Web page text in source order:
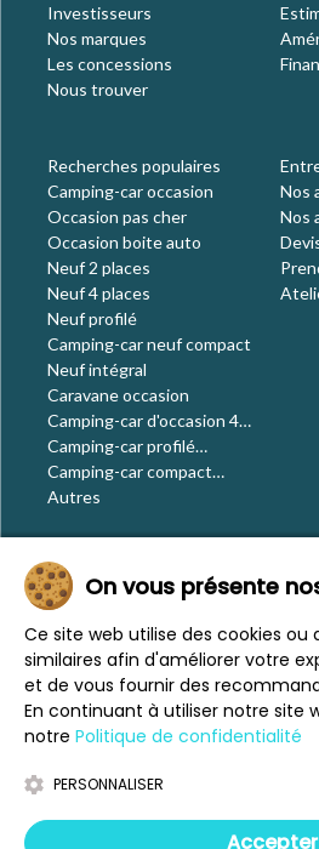
Investisseurs
Nos marques
Les concessions
Nous trouver
Recherches populaires
Camping-car occasion
Occasion pas cher
Occasion boite auto
Neuf 2 places
Neuf 4 places
Neuf profilé
Camping-car neuf compact
Neuf intégral
Caravane occasion
Camping-car d'occasion 4
places
Camping-car profilé
occasion
Camping-car compact
occasion
Autres
Nos
Nos
Le blog
Actualités
Évènements
Nos conseils
Vos voyages
CaraMaps
Espace presse
Mentions légales
On vous présente
Ce site web utilise des cookies ou
similaires afin d'améliorer votre
et de vous fournir des
En continuant à utiliser notre site
notre Politique de confidentialité
PERSONNALISER
Accepter